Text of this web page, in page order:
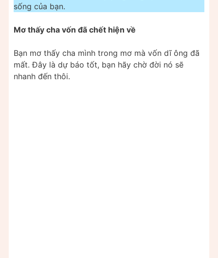
sống của bạn.
Mơ thấy cha vốn đã chết hiện về
Bạn mơ thấy cha mình trong mơ mà vốn dĩ ông đã
mất. Đây là dự báo tốt, bạn hãy chờ đời nó sẽ
nhanh đến thôi.